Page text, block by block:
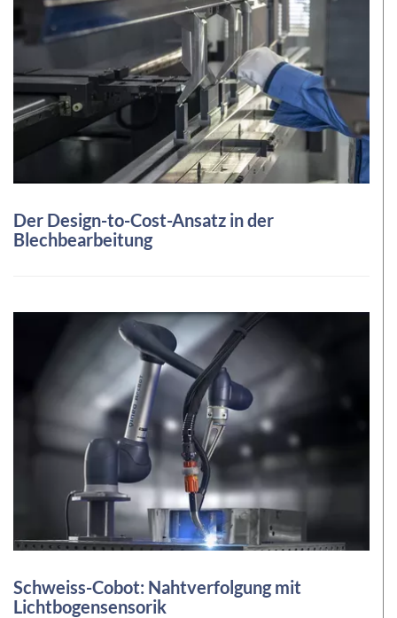
Der Design-to-Cost-Ansatz in der
Blechbearbeitung
Schweiss-Cobot: Nahtverfolgung mit
Lichtbogensensorik